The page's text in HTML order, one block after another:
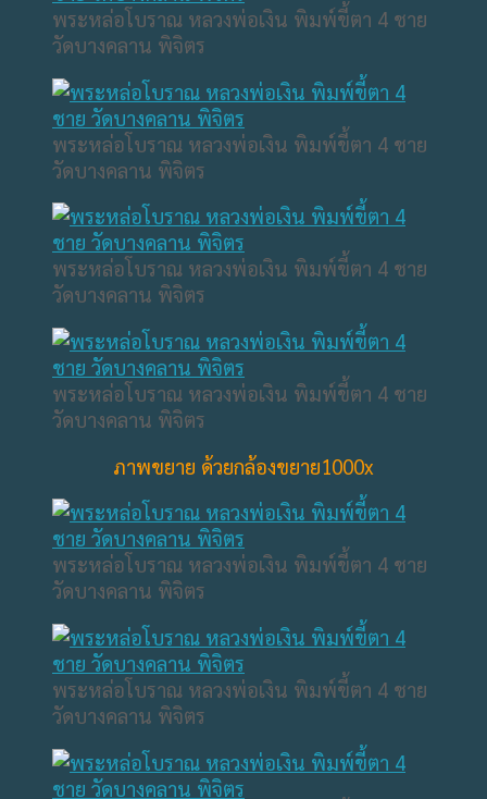
พระหล่อโบราณ หลวงพ่อเงิน พิมพ์ขี้ตา 4 ชาย
วัดบางคลาน พิจิตร
พระหล่อโบราณ หลวงพ่อเงิน พิมพ์ขี้ตา 4 ชาย
วัดบางคลาน พิจิตร
พระหล่อโบราณ หลวงพ่อเงิน พิมพ์ขี้ตา 4 ชาย
วัดบางคลาน พิจิตร
พระหล่อโบราณ หลวงพ่อเงิน พิมพ์ขี้ตา 4 ชาย
วัดบางคลาน พิจิตร
ภาพขยาย ด้วยกล้องขยาย1000x
พระหล่อโบราณ หลวงพ่อเงิน พิมพ์ขี้ตา 4 ชาย
วัดบางคลาน พิจิตร
พระหล่อโบราณ หลวงพ่อเงิน พิมพ์ขี้ตา 4 ชาย
วัดบางคลาน พิจิตร